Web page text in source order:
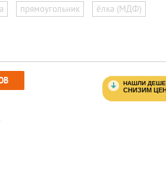
прямоугольник ёлка (МДФ)